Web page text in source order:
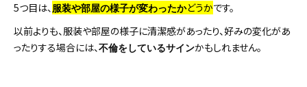
5つ目は、 服装や部屋の様子が変わったかどうかです。
以前よりも、服装や部屋の様子に清潔感があったり、好みの変化があ
ったりする場合には、不倫をしているサインかもしれません。